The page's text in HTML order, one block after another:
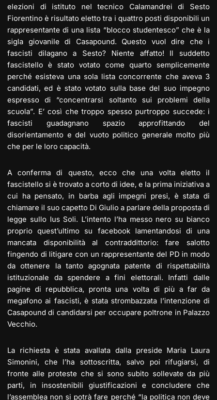
elezioni di istituto nel tecnico Calamandrei di Sesto
Fiorentino è risultato eletto tra i quattro posti disponibili un
rappresentante di una lista “blocco studentesco” che è la
sigla giovanile di Casapound. Questo vuol dire che i
fascisti dilagano a Sesto? Niente affatto! Il suddetto
fascistello è stato votato come quarto semplicemente
perché esisteva una sola lista concorrente che aveva 3
candidati, ed è stato votato sulla base del suo impegno
espresso di “concentrarsi soltanto sui problemi della
scuola”. E’ così che troppo spesso purtroppo succede: i
fascisti guadagnano spazio approfittando del
disorientamento e del vuoto politico generale molto più
che per le loro capacità.
A conferma di questo, ecco che una volta eletto il
fascistello si è trovato a corto di idee, e la prima iniziativa a
cui ha pensato, in barba agli impegni presi, è stata di
chiamare il suo capetto Di Giulio a parlare della proposta di
legge sullo Ius Soli. L’intento l’ha messo nero su bianco
proprio quest’ultimo su facebook lamentandosi di una
mancata disponibilità al contraddittorio: fare salotto
fingendo di litigare con un rappresentante del PD in modo
da ottenere la tanto agognata patente di rispettabilità
istituzionale da spendere a fini elettorali. Infatti dalle
pagine di repubblica, pronta una volta di più a far da
megafono ai fascisti, è stata strombazzata l’intenzione di
Casapound di candidarsi per occupare poltrone in Palazzo
Vecchio.
La richiesta è stata avallata dalla preside Maria Laura
Simonini, che l’ha sottoscritta, salvo poi rifugiarsi, di
fronte alle proteste che si sono subito sollevate da più
parti, in insostenibili giustificazioni e concludere che
l’assemblea non si potrà fare perché “la politica non deve